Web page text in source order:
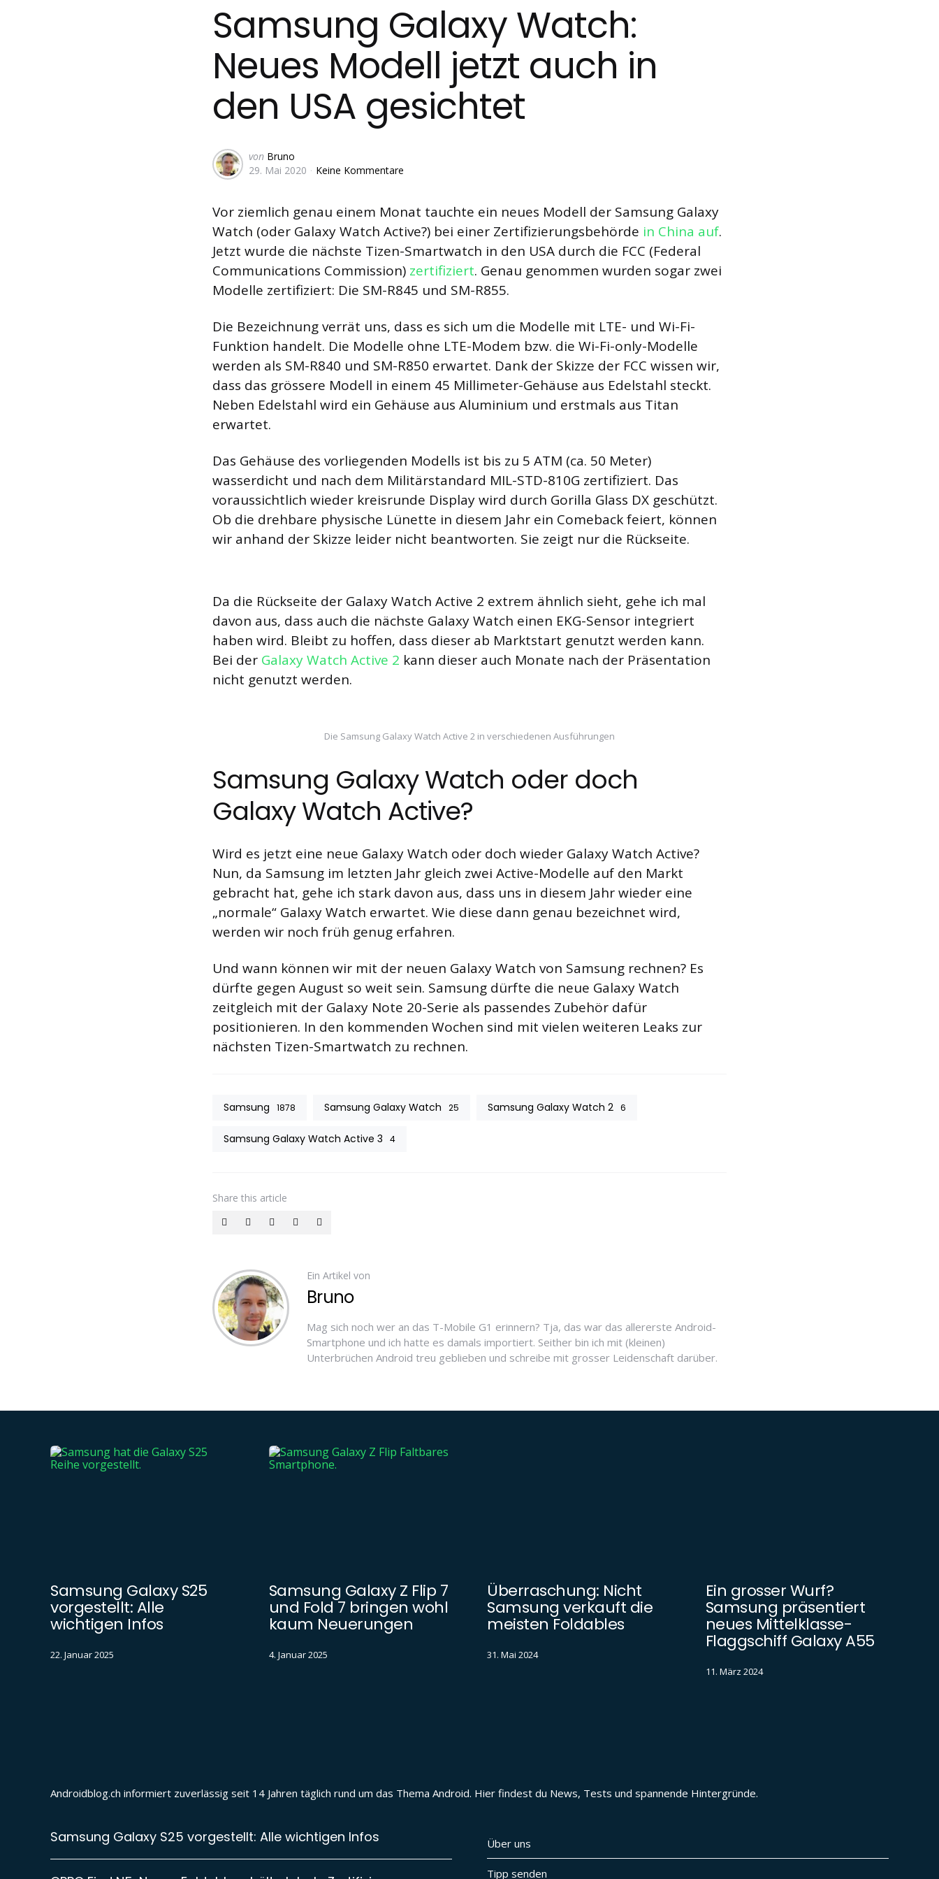
Samsung Galaxy Watch:
Neues Modell jetzt auch in
den USA gesichtet
Geschrieben
von
von Bruno
29. Mai 2020
Keine Kommentare
Vor ziemlich genau einem Monat tauchte ein neues Modell der Samsung Galaxy
Watch (oder Galaxy Watch Active?) bei einer Zertifizierungsbehörde in China auf.
Jetzt wurde die nächste Tizen-Smartwatch in den USA durch die FCC (Federal
Communications Commission) zertifiziert. Genau genommen wurden sogar zwei
Modelle zertifiziert: Die SM-R845 und SM-R855.
Die Bezeichnung verrät uns, dass es sich um die Modelle mit LTE- und Wi-Fi-
Funktion handelt. Die Modelle ohne LTE-Modem bzw. die Wi-Fi-only-Modelle
werden als SM-R840 und SM-R850 erwartet. Dank der Skizze der FCC wissen wir,
dass das grössere Modell in einem 45 Millimeter-Gehäuse aus Edelstahl steckt.
Neben Edelstahl wird ein Gehäuse aus Aluminium und erstmals aus Titan
erwartet.
Das Gehäuse des vorliegenden Modells ist bis zu 5 ATM (ca. 50 Meter)
wasserdicht und nach dem Militärstandard MIL-STD-810G zertifiziert. Das
voraussichtlich wieder kreisrunde Display wird durch Gorilla Glass DX geschützt.
Ob die drehbare physische Lünette in diesem Jahr ein Comeback feiert, können
wir anhand der Skizze leider nicht beantworten. Sie zeigt nur die Rückseite.
Da die Rückseite der Galaxy Watch Active 2 extrem ähnlich sieht, gehe ich mal
davon aus, dass auch die nächste Galaxy Watch einen EKG-Sensor integriert
haben wird. Bleibt zu hoffen, dass dieser ab Marktstart genutzt werden kann.
Bei der Galaxy Watch Active 2 kann dieser auch Monate nach der Präsentation
nicht genutzt werden.
Die Samsung Galaxy Watch Active 2 in verschiedenen Ausführungen
Samsung Galaxy Watch oder doch
Galaxy Watch Active?
Wird es jetzt eine neue Galaxy Watch oder doch wieder Galaxy Watch Active?
Nun, da Samsung im letzten Jahr gleich zwei Active-Modelle auf den Markt
gebracht hat, gehe ich stark davon aus, dass uns in diesem Jahr wieder eine
„normale“ Galaxy Watch erwartet. Wie diese dann genau bezeichnet wird,
werden wir noch früh genug erfahren.
Und wann können wir mit der neuen Galaxy Watch von Samsung rechnen? Es
dürfte gegen August so weit sein. Samsung dürfte die neue Galaxy Watch
zeitgleich mit der Galaxy Note 20-Serie als passendes Zubehör dafür
positionieren. In den kommenden Wochen sind mit vielen weiteren Leaks zur
nächsten Tizen-Smartwatch zu rechnen.
Samsung 1878 Samsung Galaxy Watch 25 Samsung Galaxy Watch 2 6
Samsung Galaxy Watch Active 3 4
Share this article
Ein Artikel von
Bruno
Mag sich noch wer an das T-Mobile G1 erinnern? Tja, das war das allererste Android-
Smartphone und ich hatte es damals importiert. Seither bin ich mit (kleinen)
Unterbrüchen Android treu geblieben und schreibe mit grosser Leidenschaft darüber.
Samsung Galaxy S25
vorgestellt: Alle
wichtigen Infos
22. Januar 2025
Samsung Galaxy Z Flip 7
und Fold 7 bringen wohl
kaum Neuerungen
4. Januar 2025
Überraschung: Nicht
Samsung verkauft die
meisten Foldables
31. Mai 2024
Ein grosser Wurf?
Samsung präsentiert
neues Mittelklasse-
Flaggschiff Galaxy A55
11. März 2024
Androidblog.ch informiert zuverlässig seit 14 Jahren täglich rund um das Thema Android. Hier findest du News, Tests und spannende Hintergründe.
Samsung Galaxy S25 vorgestellt: Alle wichtigen Infos Über uns
Tipp senden